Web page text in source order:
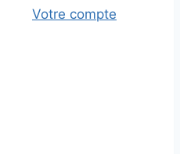
Votre compte